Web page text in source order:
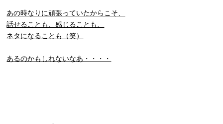
あの時なりに頑張っていたからこそ、
話せることも、感じることも、
ネタになることも（笑）
あるのかもしれないなあ・・・・